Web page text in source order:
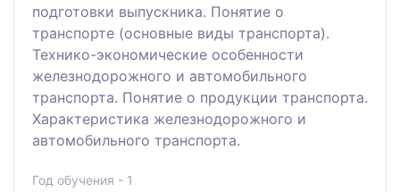
подготовки выпускника. Понятие о
транспорте (основные виды транспорта).
Технико-экономические особенности
железнодорожного и автомобильного
транспорта. Понятие о продукции транспорта.
Характеристика железнодорожного и
автомобильного транспорта.
Год обучения - 1